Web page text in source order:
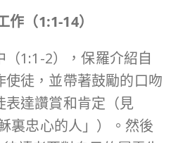
作（1:1-14）
1:1-2），保羅介紹自
使徒，並帶著鼓勵的口吻
達讚賞和肯定（見
裏忠心的人」）。然後